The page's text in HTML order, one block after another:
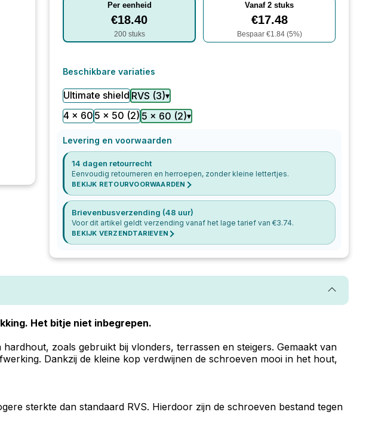
Per eenheid
€18.40
200stuks
Vanaf2 stuks
€17.48
Bespaar €1.84(5%)
Beschikbare variaties
Ultimate shield RVS (3)▾
4 x 60 5 x 50 (2) 5 x 60 (2)▾
Levering en voorwaarden
14 dagen retourrecht
Eenvoudig retourneren en herroepen, zonder kleine lettertjes.
BEKIJK RETOURVOORWAARDEN
Brievenbusverzending (48 uur)
Voor dit artikel geldt verzending vanaf het lage tarief van €3.74.
BEKIJK VERZENDTARIEVEN
Het bitje niet inbegrepen.
zoals gebruikt bij vlonders, terrassen en steigers. Gemaakt van
Dankzij de kleine kop verdwijnen de schroeven mooi in het hout,
sterkte dan standaard RVS. Hierdoor zijn de schroeven bestand tegen